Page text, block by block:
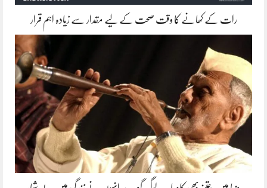
رات کے کھانے کا وقت صحت کے لیے مقدار سے زیادہ اہم قرار